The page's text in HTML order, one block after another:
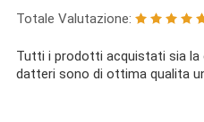
Totale Valutazione:
Tutti i prodotti acquistati sia la
datteri sono di ottima qualita